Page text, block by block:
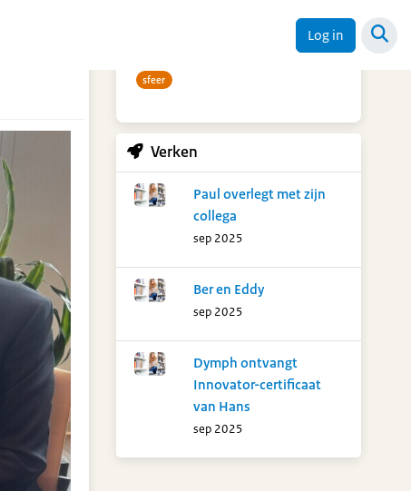
Log in
sfeer
Verken
Paul overlegt met zijn
collega
sep 2025
Ber en Eddy
sep 2025
Dymph ontvangt
Innovator-certificaat
van Hans
sep 2025